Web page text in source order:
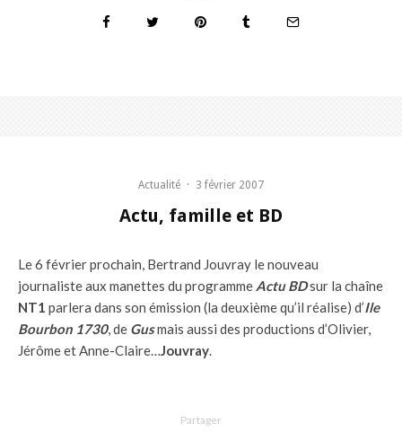
Actualité · 3 février 2007
Actu, famille et BD
Le 6 février prochain, Bertrand Jouvray le nouveau
journaliste aux manettes du programme Actu BDsur la chaîne
NT1 parlera dans son émission (la deuxième qu’il réalise) d’Ile
Bourbon 1730, de Gusmais aussi des productions d’Olivier,
Jérôme et Anne-Claire…
Jouvray
Partager